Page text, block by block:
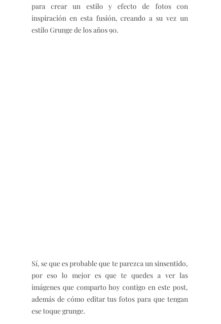
para crear un estilo y efecto de fotos con
inspiración en esta fusión, creando a su vez un
estilo Grunge de los años 90.
Sí, se que es probable que te parezca un sinsentido,
por eso lo mejor es que te quedes a ver las
imágenes que comparto hoy contigo en este post,
además de cómo editar tus fotos para que tengan
ese toque grunge.